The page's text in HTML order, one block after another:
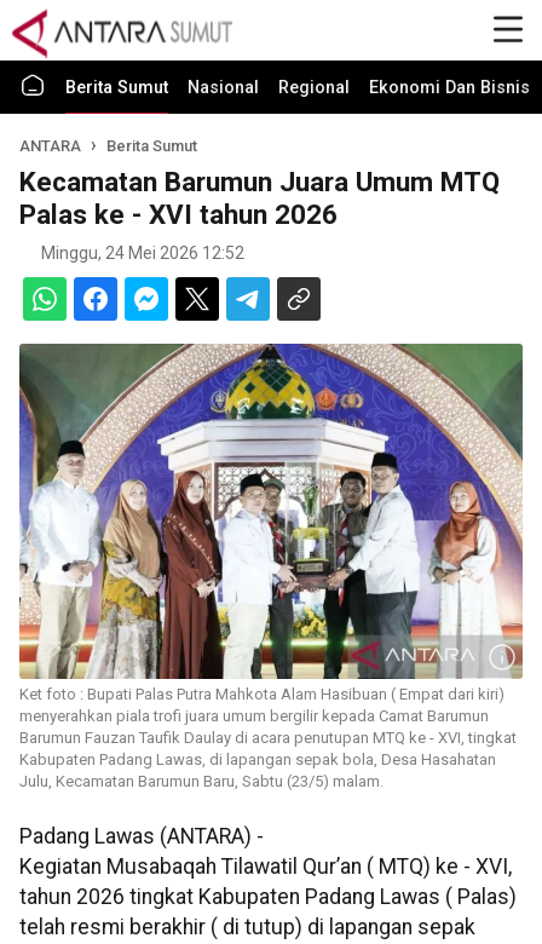
Berita Sumut Nasional Regional Ekonomi Dan Bisnis
ANTARA Berita Sumut
Kecamatan Barumun Juara Umum MTQ
Palas ke - XVI tahun 2026
Minggu, 24 Mei 2026 12:52
Ket foto : Bupati Palas Putra Mahkota Alam Hasibuan ( Empat dari kiri)
menyerahkan piala trofi juara umum bergilir kepada Camat Barumun
Barumun Fauzan Taufik Daulay di acara penutupan MTQ ke - XVI, tingkat
Kabupaten Padang Lawas, di lapangan sepak bola, Desa Hasahatan
Julu, Kecamatan Barumun Baru, Sabtu (23/5) malam.
Padang Lawas (ANTARA) -
Kegiatan Musabaqah Tilawatil Qur’an ( MTQ) ke - XVI,
tahun 2026 tingkat Kabupaten Padang Lawas ( Palas)
telah resmi berakhir ( di tutup) di lapangan sepak